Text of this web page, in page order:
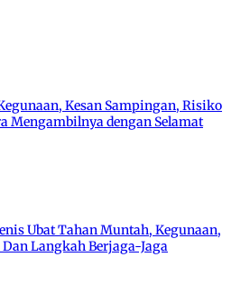
Kesan Sampingan, Risiko
Mengambilnya dengan Selamat
Ubat Tahan Muntah, Kegunaan,
Langkah Berjaga-Jaga